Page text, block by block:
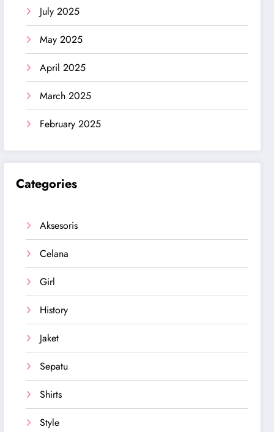
July 2025
May 2025
April 2025
March 2025
February 2025
Categories
Aksesoris
Celana
Girl
History
Jaket
Sepatu
Shirts
Style